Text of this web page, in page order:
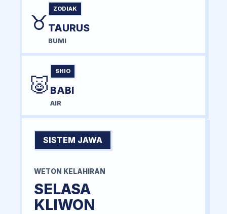
♉
ZODIAK
TAURUS
BUMI
🐷
SHIO
BABI
AIR
SISTEM JAWA
WETON KELAHIRAN
SELASA
KLIWON